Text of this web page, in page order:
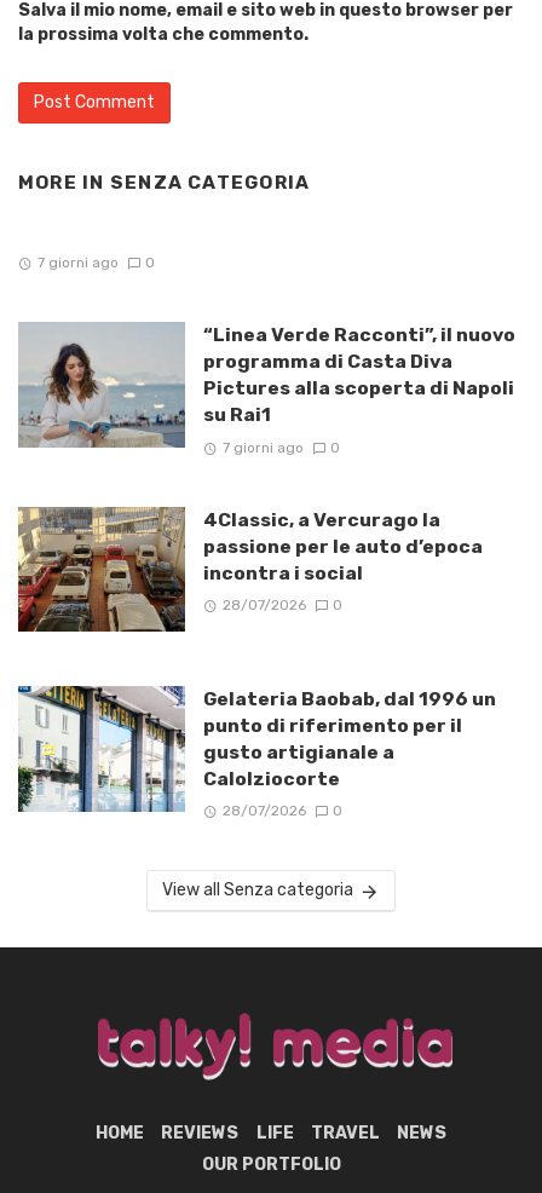
Salva il mio nome, email e sito web in questo browser per
la prossima volta che commento.
MORE IN SENZA CATEGORIA
7 giorni ago 0
“Linea Verde Racconti”, il nuovo
programma di Casta Diva
Pictures alla scoperta di Napoli
su Rai1
7 giorni ago 0
4Classic, a Vercurago la
passione per le auto d’epoca
incontra i social
28/07/2026 0
Gelateria Baobab, dal 1996 un
punto di riferimento per il
gusto artigianale a
Calolziocorte
28/07/2026 0
View all Senza categoria
HOME REVIEWS LIFE TRAVEL
NEWS
OUR PORTFOLIO